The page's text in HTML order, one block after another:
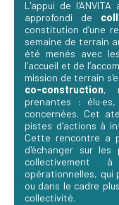
L'appui de
approfondi de
constitution d’une
semaine de terrain
été menés avec
l’accueil et de
mission de terrain
co-construction,
prenantes :
concernées. Cet
pistes d'actions à
Cette rencontre a
d'échanger sur
collectivement
opérationnelles, qui
ou dans le cadre
collectivité.